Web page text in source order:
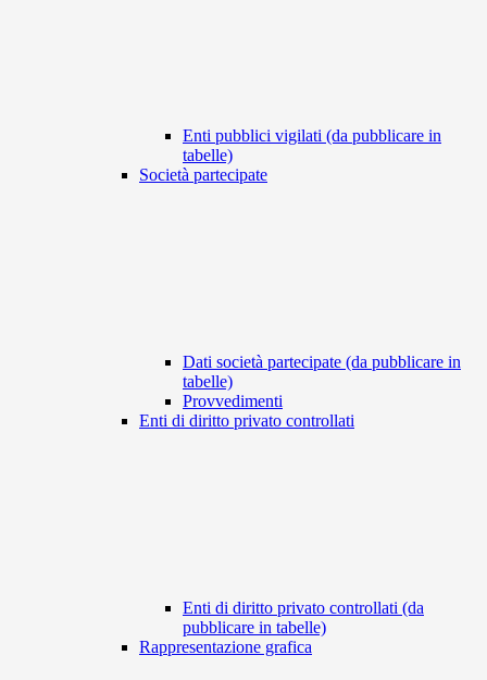
Enti pubblici vigilati (da pubblicare in
tabelle)
Società partecipate
Dati società partecipate (da pubblicare in
tabelle)
Provvedimenti
Enti di diritto privato controllati
Enti di diritto privato controllati (da
pubblicare in tabelle)
Rappresentazione grafica